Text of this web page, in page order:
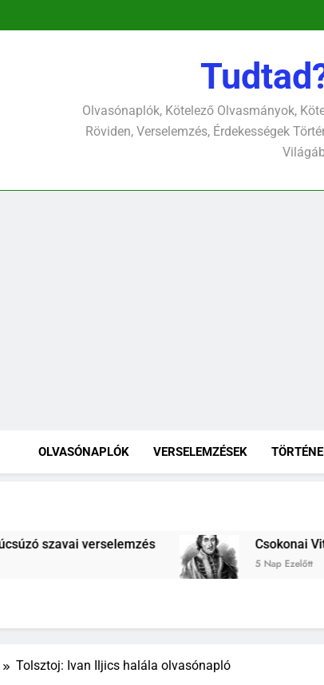
Olvasónaplók, Kötelező Olvasmányok,
Röviden, Verselemzés, Érdekességek
OLVASÓNAPLÓK VERSELEMZÉSEK
Csokonai Vitéz Mihály: A Dugonics
Tolsztoj: Ivan Iljics halála olvasónapló